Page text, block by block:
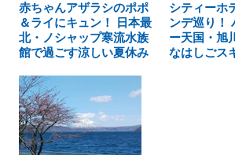
赤ちゃんアザラシのポポ
＆ライにキュン！ 日本最
北・ノシャップ寒流水族
館で過ごす涼しい夏休み
シティーホ
ンデ巡り！
ー天国・旭
なはしごス